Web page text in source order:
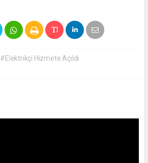
#Elektrikçi Hizmete Açıldı